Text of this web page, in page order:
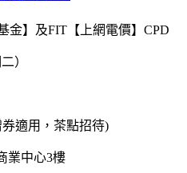
金】及FIT【上網電價】CPD
）
適用，茶點招待)
業中心3樓